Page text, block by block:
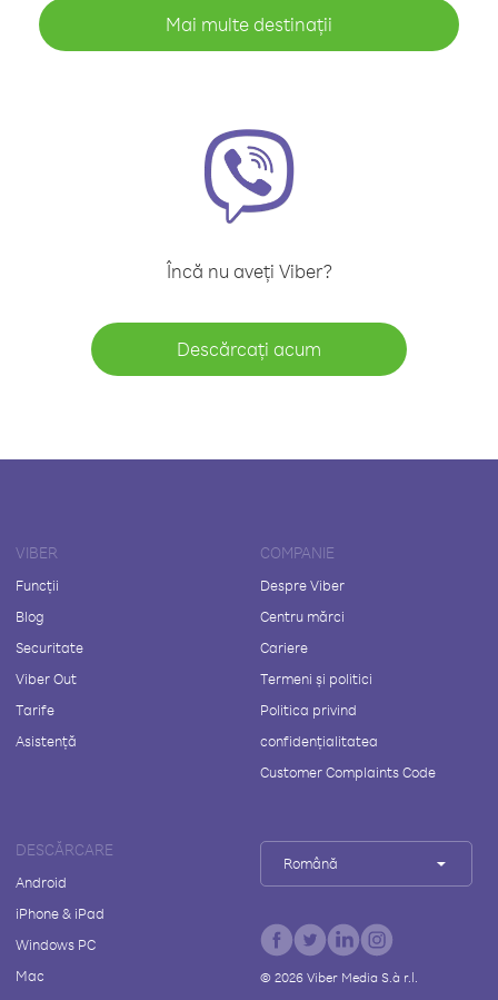
Mai multe destinații
Încă nu aveți Viber?
Descărcați acum
VIBER
Funcții
Blog
Securitate
Viber Out
Tarife
Asistență
COMPANIE
Despre Viber
Centru mărci
Cariere
Termeni și politici
Politica privind
confidențialitatea
Customer Complaints Code
DESCĂRCARE
Android
iPhone & iPad
Windows PC
Mac
Română
© 2026Viber Media S.à r.l.